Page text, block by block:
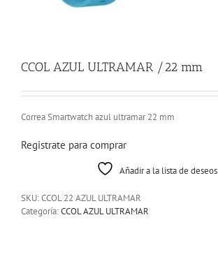
CCOL AZUL ULTRAMAR /22 mm
Correa Smartwatch azul ultramar 22 mm
Registrate para comprar
Añadir a la lista de deseos
SKU:CCOL 22 AZUL ULTRAMAR
Categoría:CCOL AZUL ULTRAMAR